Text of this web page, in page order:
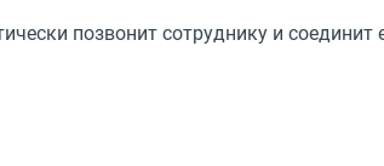
позвонит сотруднику и соединит